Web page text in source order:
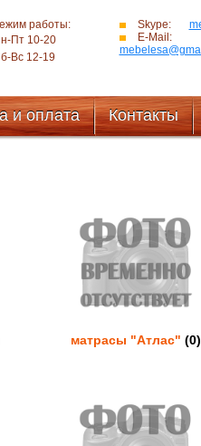
работы:
Пт 10-20
Вс 12-19
Skype:
E-Mail:
и оплата Контакты
матрасы "Атлас" (0)